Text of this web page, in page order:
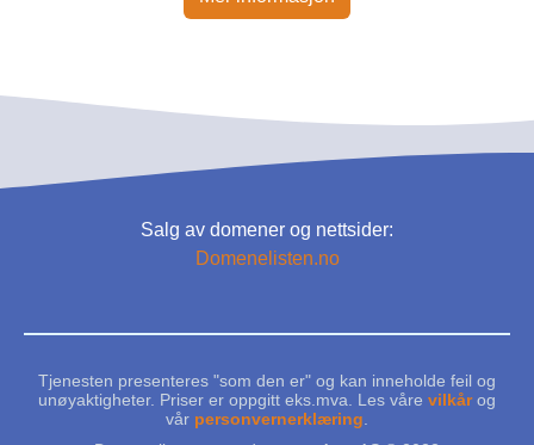
Salg av domener og nettsider:
Domenelisten.no
Tjenesten presenteres "som den er" og kan inneholde feil og
unøyaktigheter. Priser er oppgitt eks.mva. Les våre vilkårog
vår personvernerklæring.